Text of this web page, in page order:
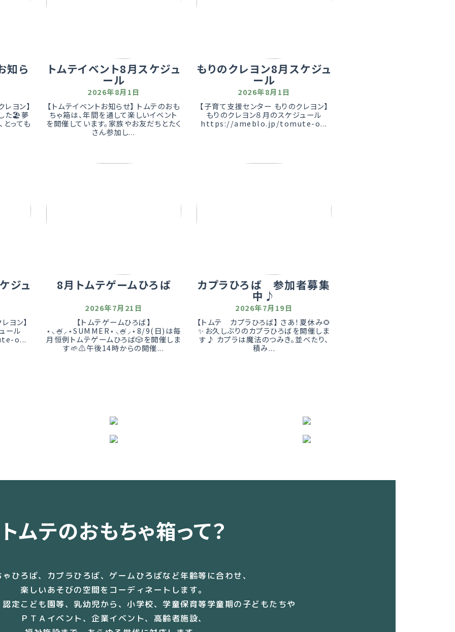
知ら
ヨン】
た🏖夢
っても
トムテイベント8月スケジュ
ール
2026年8月1日
【トムテイベントお知らせ】 トムテのおも
ちゃ箱は、年間を通して楽しいイベント
を開催しています。家族やお友だちとたく
さん参加し...
もりのクレヨン8月スケジュ
ール
2026年8月1日
【子育て支援センター もりのクレヨン】
もりのクレヨン８月のスケジュール
https://ameblo.jp/tomute-o...
ジュ
ヨン】
ール
o...
8月トムテゲームひろば
2026年7月21日
【トムテゲームひろば】
⋆⸜🍧⸝⋆SUMMER⋆⸜🍧⸝⋆8/9(日)は毎
月恒例トムテゲームひろば🎲を開催しま
す🌱‬‪⚠️午後14時からの開催...
カプラひろば 参加者募集
中♪
2026年7月19日
【トムテ カプラひろば】 さあ！夏休み🌻
✨お久しぶりのカプラひろばを開催しま
す♪ カプラは魔法のつみき。並べたり、
積み...
トムテのおもちゃ箱って？
ひろば、カプラひろば、 ゲームひろばなど年齢等に合わせ、
楽しいあそびの空間を コーディネートします。
認定こども園等、乳幼児から、小学校、学童保育等学童期の子どもたちや
ＰＴＡイベント、企業イベント、 高齢者施設、